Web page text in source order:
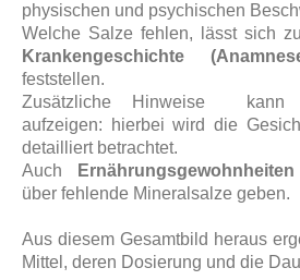
physischen und psychischen
Welche Salze fehlen, lässt sich
Krankengeschichte
feststellen.
Zusätzliche Hinweise
aufzeigen: hierbei wird die
detailliert betrachtet.
Auch
Ernährungsgewohnheiten
über fehlende Mineralsalze geben.
Aus diesem Gesamtbild heraus
Mittel, deren Dosierung und die